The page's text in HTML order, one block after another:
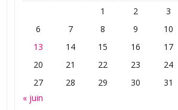
« juin
1 2 3
6
7 8 9 10
13
14 15 16 17
20
21 22 23 24
27
28 29 30 31